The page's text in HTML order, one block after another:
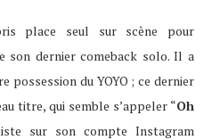
place seul sur scène pour
son dernier comeback solo. Il a
possession du YOYO ; ce dernier
titre, qui semble s’appeler “Oh
sur son compte Instagram